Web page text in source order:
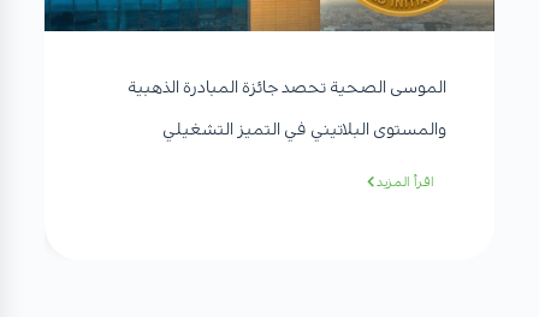
الموسى الصحية تحصد جائزة المبادرة الذهبية
والمستوى البلاتيني في التميز التشغيلي
اقرأ المزيد